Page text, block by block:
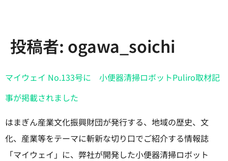
投稿者: ogawa_soichi
マイウェイ No.133号に 小便器清掃ロボットPuliro取材記
事が掲載されました
はまぎん産業文化振興財団が発行する、地域の歴史、文
化、産業等をテーマに斬新な切り口でご紹介する情報誌
「マイウェイ」に、弊社が開発した小便器清掃ロボット